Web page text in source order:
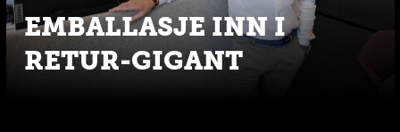
EMBALLASJE INN I
RETUR-GIGANT